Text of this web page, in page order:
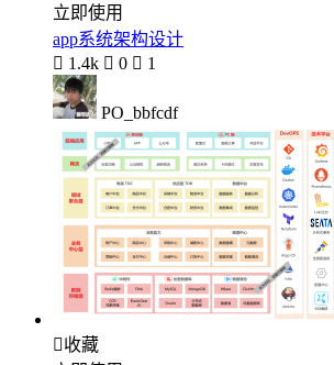
立即使用
app系统架构设计
 1.4k  0  1
PO_bbfcdf
收藏